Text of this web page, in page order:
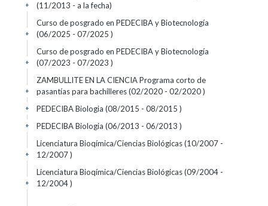
(11/2013 - a la fecha)
+
Curso de posgrado en PEDECIBA y Biotecnología
(06/2025 - 07/2025 )
+
Curso de posgrado en PEDECIBA y Biotecnología
(07/2023 - 07/2023 )
+
ZAMBULLITE EN LA CIENCIA Programa corto de
pasantías para bachilleres (02/2020 - 02/2020 )
+
PEDECIBA Biologia (08/2015 - 08/2015 )
+
PEDECIBA Biologia (06/2013 - 06/2013 )
+
Licenciatura Bioqímica/Ciencias Biológicas (10/2007 -
12/2007 )
+
Licenciatura Bioqímica/Ciencias Biológicas (09/2004 -
12/2004 )
+